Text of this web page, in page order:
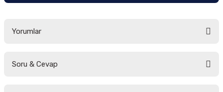
Yorumlar
Soru & Cevap